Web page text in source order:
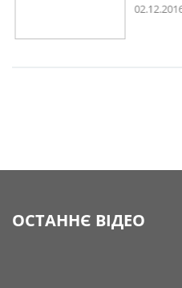
02.12.2016
ОСТАННЄ ВІДЕО